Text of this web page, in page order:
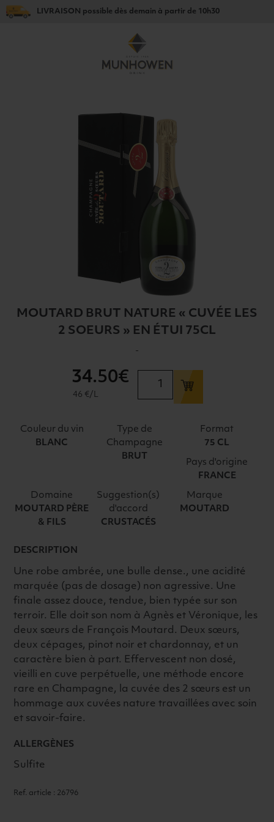
LIVRAISON possible dès demain à partir de 10h30
MOUTARD BRUT NATURE « CUVÉE LES
2 SOEURS » EN ÉTUI 75CL
-
MOUTARD
"CUVÉE
SOEURS"
EN
ÉTUI
34.50€
46 €/L
Couleur du vin
BLANC
Type de
Champagne
BRUT
Format
75 CL
Pays d'origine
FRANCE
Domaine
MOUTARD PÈRE
& FILS
Suggestion(s)
d'accord
CRUSTACÉS
Marque
MOUTARD
DESCRIPTION
Une robe ambrée, une bulle dense., une acidité
marquée (pas de dosage) non agressive. Une
finale assez douce, tendue, bien typée sur son
terroir. Elle doit son nom à Agnès et Véronique, les
deux sœurs de François Moutard. Deux sœurs,
deux cépages, pinot noir et chardonnay, et un
caractère bien à part. Effervescent non dosé,
vieilli en cuve perpétuelle, une méthode encore
rare en Champagne, la cuvée des 2 sœurs est un
hommage aux cuvées nature travaillées avec soin
et savoir-faire.
ALLERGÈNES
Sulfite
Ref. article : 26796